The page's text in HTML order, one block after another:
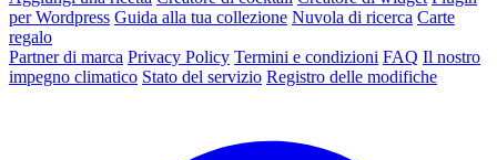
per Wordpress Guida alla tua collezione Nuvola di ricerca Carte
regalo
Partner di marca Privacy Policy Termini e condizioni FAQ Il nostro
impegno climatico Stato del servizio Registro delle modifiche